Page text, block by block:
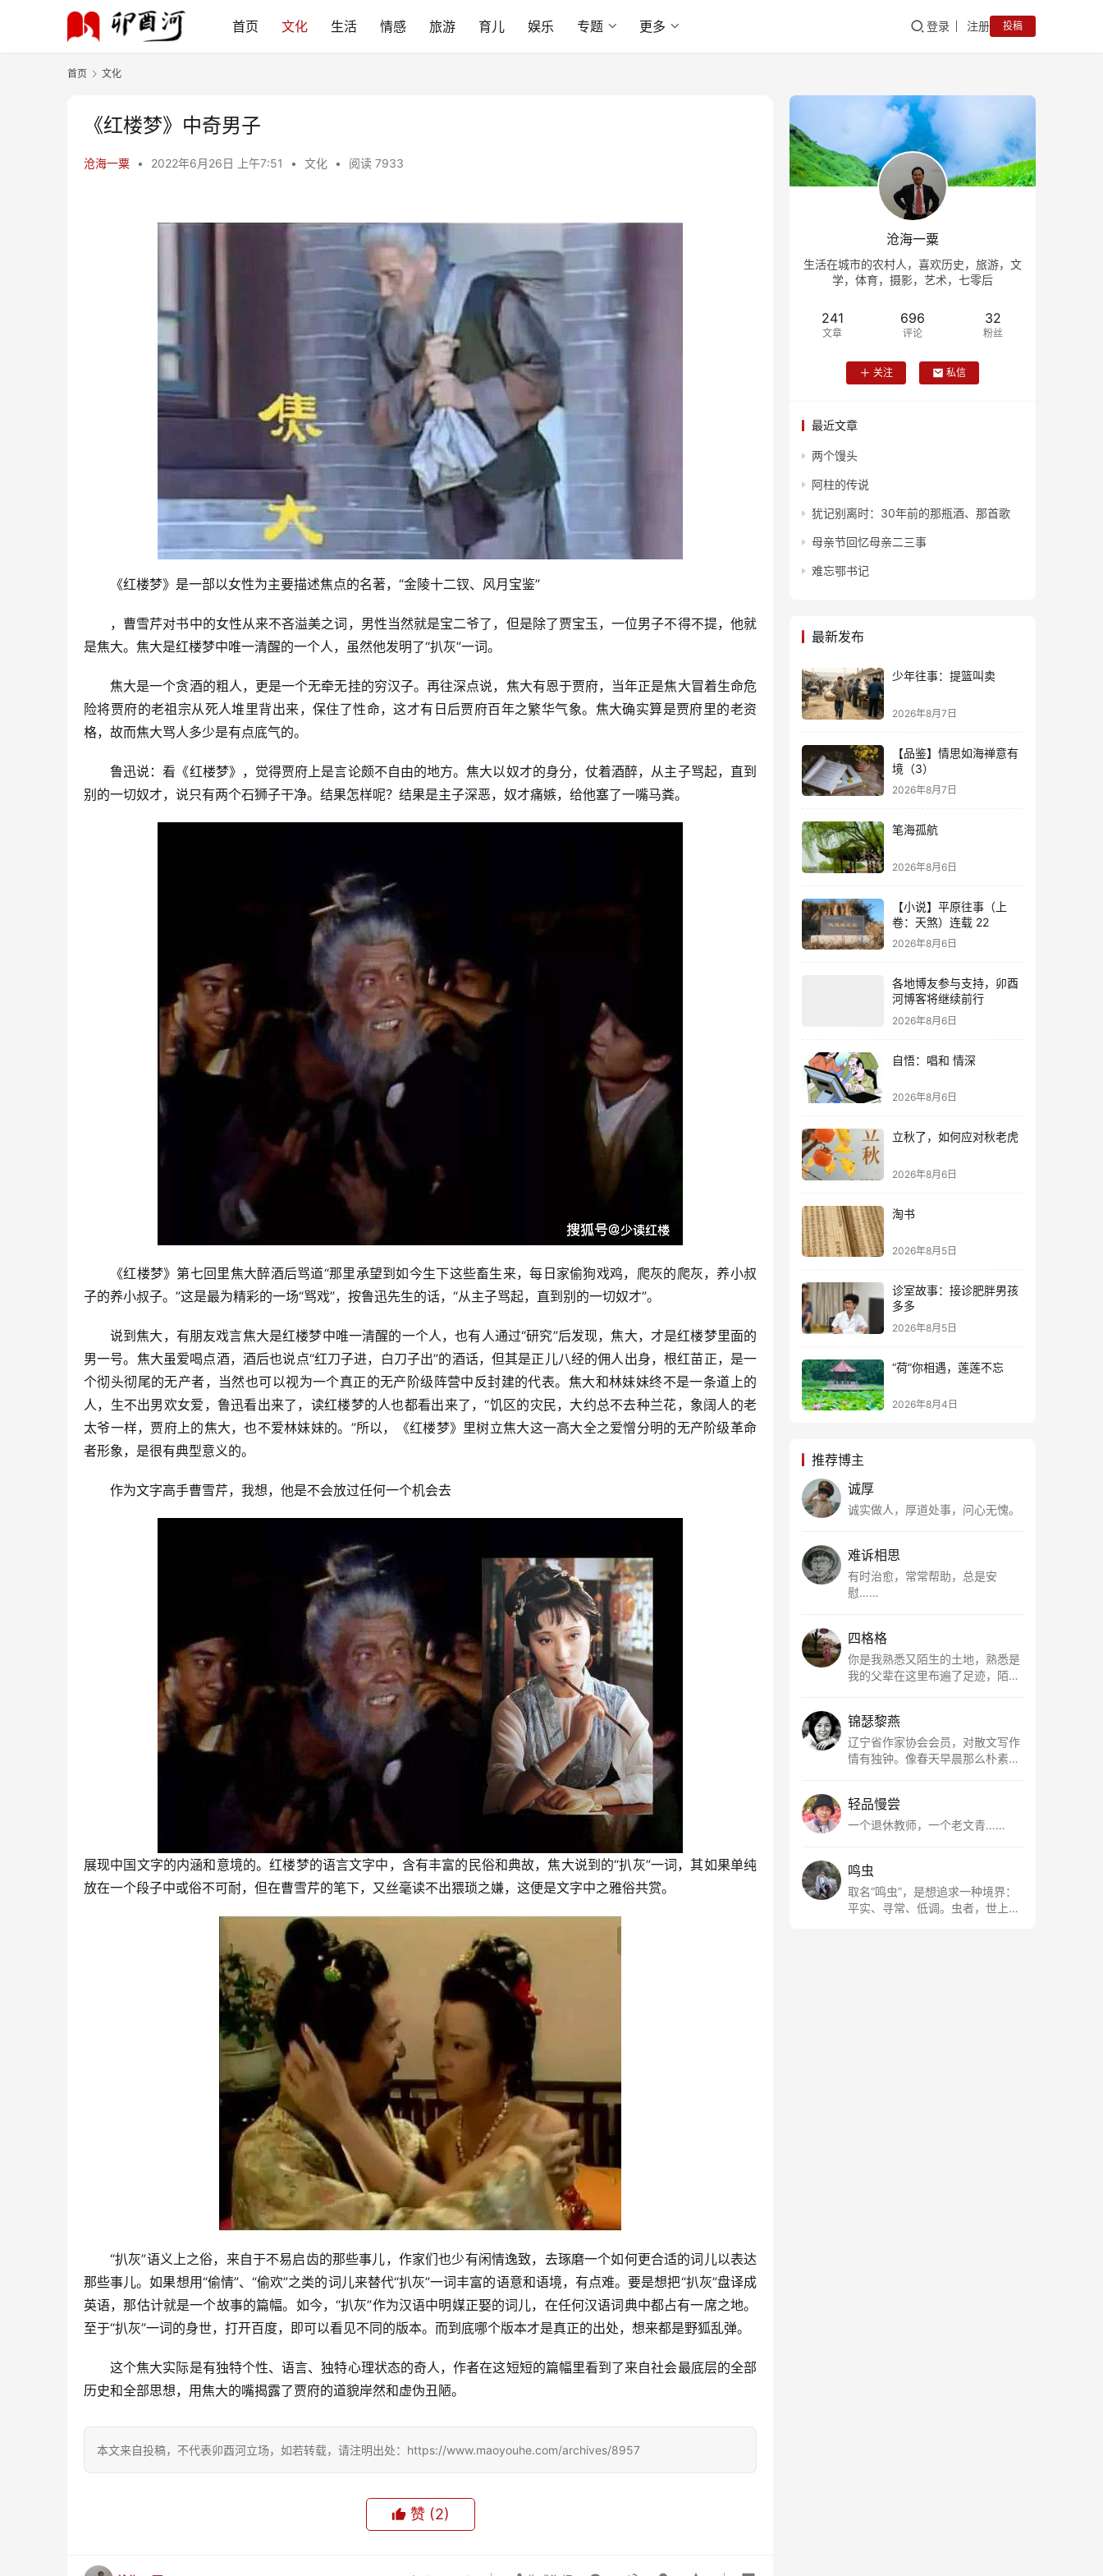
首页 文化 生活 情感 旅游 育儿 娱乐 专题 更多 登录 注册 投稿
首页 文化
《红楼梦》中奇男子
沧海一粟 • 2022年6月26日 上午7:51 • 文化 • 阅读 7933
《红楼梦》是一部以女性为主要描述焦点的名著，“金陵十二钗、风月宝鉴”
，曹雪芹对书中的女性从来不吝溢美之词，男性当然就是宝二爷了，但是除了贾宝玉，一位男子不得不提，他就
是焦大。焦大是红楼梦中唯一清醒的一个人，虽然他发明了“扒灰”一词。
焦大是一个贪酒的粗人，更是一个无牵无挂的穷汉子。再往深点说，焦大有恩于贾府，当年正是焦大冒着生命危
险将贾府的老祖宗从死人堆里背出来，保住了性命，这才有日后贾府百年之繁华气象。焦大确实算是贾府里的老资
格，故而焦大骂人多少是有点底气的。
鲁迅说：看《红楼梦》，觉得贾府上是言论颇不自由的地方。焦大以奴才的身分，仗着酒醉，从主子骂起，直到
别的一切奴才，说只有两个石狮子干净。结果怎样呢？结果是主子深恶，奴才痛嫉，给他塞了一嘴马粪。
《红楼梦》第七回里焦大醉酒后骂道“那里承望到如今生下这些畜生来，每日家偷狗戏鸡，爬灰的爬灰，养小叔
子的养小叔子。”这是最为精彩的一场“骂戏”，按鲁迅先生的话，“从主子骂起，直到别的一切奴才”。
说到焦大，有朋友戏言焦大是红楼梦中唯一清醒的一个人，也有人通过“研究”后发现，焦大，才是红楼梦里面的
男一号。焦大虽爱喝点酒，酒后也说点“红刀子进，白刀子出”的酒话，但其是正儿八经的佣人出身，根红苗正，是一
个彻头彻尾的无产者，当然也可以视为一个真正的无产阶级阵营中反封建的代表。焦大和林妹妹终不是一条道上的
人，生不出男欢女爱，鲁迅看出来了，读红楼梦的人也都看出来了，“饥区的灾民，大约总不去种兰花，象阔人的老
太爷一样，贾府上的焦大，也不爱林妹妹的。”所以，《红楼梦》里树立焦大这一高大全之爱憎分明的无产阶级革命
者形象，是很有典型意义的。
作为文字高手曹雪芹，我想，他是不会放过任何一个机会去
展现中国文字的内涵和意境的。红楼梦的语言文字中，含有丰富的民俗和典故，焦大说到的“扒灰”一词，其如果单纯
放在一个段子中或俗不可耐，但在曹雪芹的笔下，又丝毫读不出猥琐之嫌，这便是文字中之雅俗共赏。
“扒灰”语义上之俗，来自于不易启齿的那些事儿，作家们也少有闲情逸致，去琢磨一个如何更合适的词儿以表达
那些事儿。如果想用“偷情”、“偷欢”之类的词儿来替代“扒灰”一词丰富的语意和语境，有点难。要是想把“扒灰”盘译成
英语，那估计就是一个故事的篇幅。如今，“扒灰”作为汉语中明媒正娶的词儿，在任何汉语词典中都占有一席之地。
至于“扒灰”一词的身世，打开百度，即可以看见不同的版本。而到底哪个版本才是真正的出处，想来都是野狐乱弹。
这个焦大实际是有独特个性、语言、独特心理状态的奇人，作者在这短短的篇幅里看到了来自社会最底层的全部
历史和全部思想，用焦大的嘴揭露了贾府的道貌岸然和虚伪丑陋。
本文来自投稿，不代表卯酉河立场，如若转载，请注明出处：https://www.maoyouhe.com/archives/8957
赞 (2)
沧海一粟
生活在城市的农村人，喜欢历史，旅游，文
学，体育，摄影，艺术，七零后
241
文章
696
评论
32
粉丝
关注 私信
最近文章
两个馒头
阿柱的传说
犹记别离时：30年前的那瓶酒、那首歌
母亲节回忆母亲二三事
难忘鄂书记
最新发布
少年往事：提篮叫卖
2026年8月7日
【品鉴】情思如海禅意有
境（3）
2026年8月7日
笔海孤航
2026年8月6日
【小说】平原往事（上
卷：天煞）连载 22
2026年8月6日
各地博友参与支持，卯酉
河博客将继续前行
2026年8月6日
自悟：唱和 情深
2026年8月6日
立秋了，如何应对秋老虎
2026年8月6日
淘书
2026年8月5日
诊室故事：接诊肥胖男孩
多多
2026年8月5日
“荷”你相遇，莲莲不忘
2026年8月4日
推荐博主
诚厚
诚实做人，厚道处事，问心无愧。
难诉相思
有时治愈，常常帮助，总是安
慰……
四格格
你是我熟悉又陌生的土地，熟悉是
我的父辈在这里布遍了足迹，陌生
根所在，我用文字慢慢认识你、慢
慢熟悉你。
锦瑟黎燕
辽宁省作家协会会员，对散文写作
情有独钟。像春天早晨那么朴素，
轻品慢尝
一个退休教师，一个老文青……
鸣虫
取名“鸣虫”，是想追求一种境界：
平实、寻常、低调。虫者，世上最